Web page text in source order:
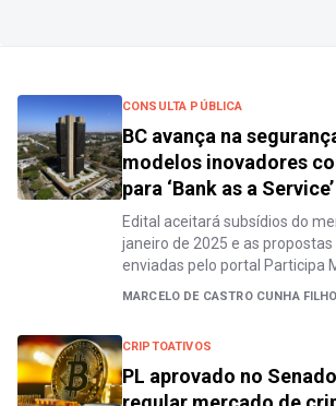
CONSULTA PÚBLICA
BC avança na
modelos inovadores
para ‘Bank as a Service’
Edital aceitará subsídios do
janeiro de 2025 e as
enviadas pelo portal Participa
MARCELO DE CASTRO CUNHA FILHO
CRIPTOATIVOS
PL aprovado no